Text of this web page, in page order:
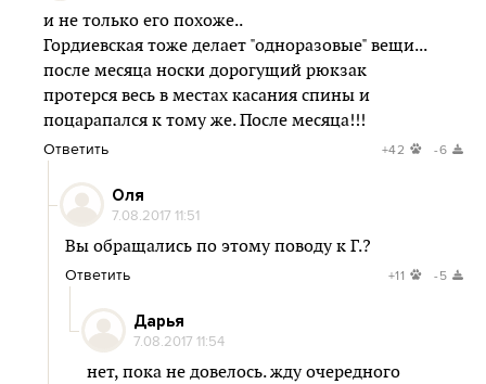
и не только его похоже..
Гордиевская тоже делает "одноразовые" вещи...
после месяца носки дорогущий рюкзак
протерся весь в местах касания спины и
поцарапался к тому же. После месяца!!!
Ответить +42 -6
Оля
7.08.2017 11:51
Вы обращались по этому поводу к Г.?
Ответить +11 -5
Дарья
7.08.2017 11:54
нет, пока не довелось. жду очередного